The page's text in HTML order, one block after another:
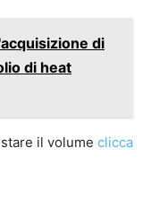
di
di heat
il volume clicca